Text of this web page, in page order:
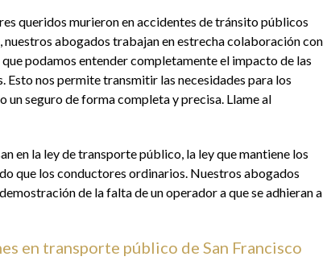
queridos murieron en accidentes de tránsito públicos
abogados trabajan en estrecha colaboración con
podamos entender completamente el impacto de las
Esto nos permite transmitir las necesidades para los
un seguro de forma completa y precisa. Llame al
en la ley de transporte público, la ley que mantiene los
que los conductores ordinarios. Nuestros abogados
de la falta de un operador a que se adhieran a
en transporte público de San Francisco